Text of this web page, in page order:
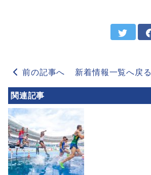
前の記事へ 新着情報一覧へ戻る
関連記事